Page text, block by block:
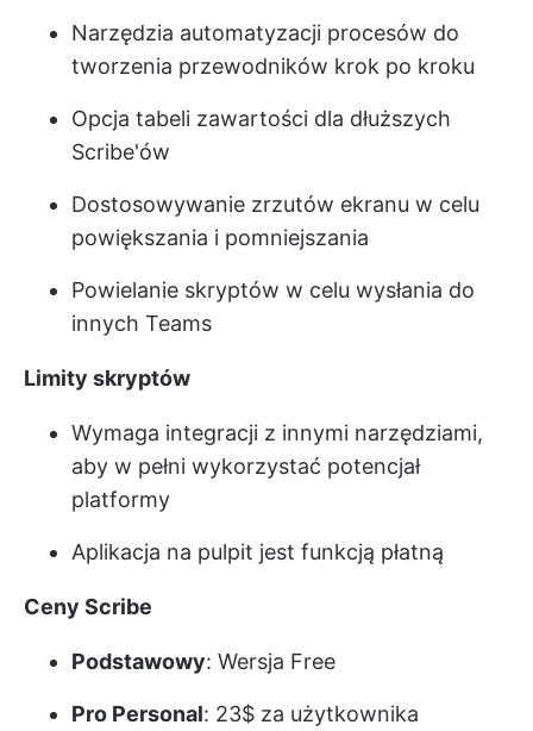
Narzędzia automatyzacji procesów do
tworzenia przewodników krok po kroku
Opcja tabeli zawartości dla dłuższych
Scribe'ów
Dostosowywanie zrzutów ekranu w celu
powiększania i pomniejszania
Powielanie skryptów w celu wysłania do
innych Teams
Limity skryptów
Wymaga integracji z innymi narzędziami,
aby w pełni wykorzystać potencjał
platformy
Aplikacja na pulpit jest funkcją płatną
Ceny Scribe
Podstawowy: Wersja Free
Pro Personal: 23$ za użytkownika